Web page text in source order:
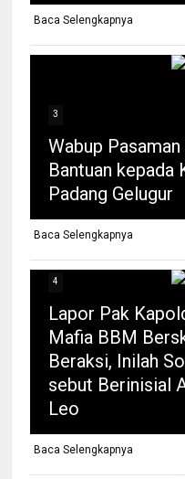
Baca Selengkapnya
3
Wabup
Bantuan kepada
Padang Gelugur
Baca Selengkapnya
4
Lapor Pak
Mafia BBM
Beraksi, Inilah
sebut Berinisial
Leo
Baca Selengkapnya